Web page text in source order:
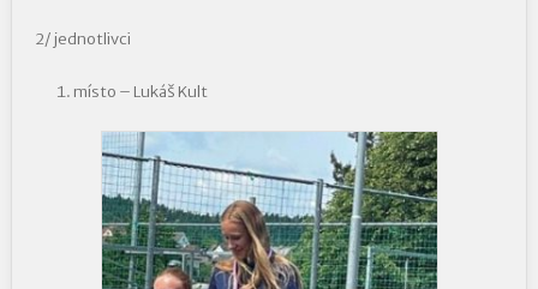
2/ jednotlivci
místo – Lukáš Kult